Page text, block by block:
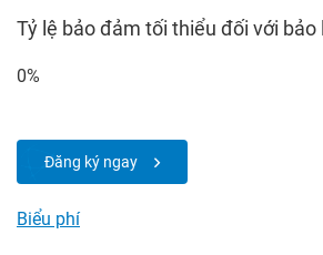
Tỷ lệ bảo đảm tối thiểu đối với bảo
0%
Đăng ký ngay
Biểu phí